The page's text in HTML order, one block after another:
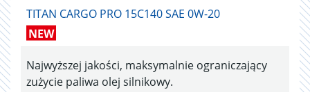
TITAN CARGO PRO 15C140 SAE 0W-20
NEW
Najwyższej jakości, maksymalnie ograniczający
zużycie paliwa olej silnikowy.